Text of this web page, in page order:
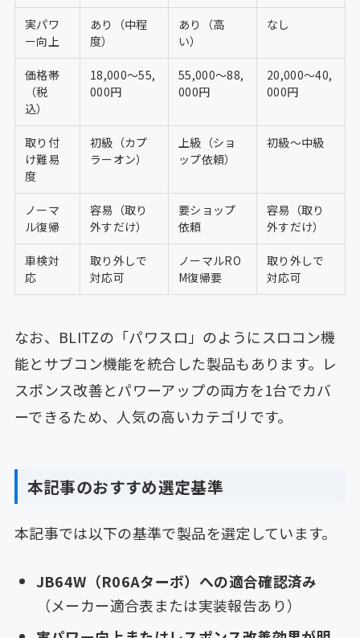
実パワ
ー向上
あり（中程
度）
あり（高
い）
なし
価格帯
（税
込）
18,000〜55,
000円
55,000〜88,
000円
20,000〜40,
000円
取り付
け難易
度
初級（カプ
ラーオン）
上級（ショ
ップ依頼）
初級〜中級
ノーマ
ル復帰
容易（取り
外すだけ）
要ショップ
依頼
容易（取り
外すだけ）
車検対
応
取り外しで
対応可
ノーマルRO
M復帰要
取り外しで
対応可
なお、BLITZの「パワスロ」のようにスロコン機
能とサブコン機能を統合した製品もあります。レ
スポンス改善とパワーアップの両方を1台でカバ
ーできるため、人気の高いカテゴリです。
本記事のおすすめ選定基準
本記事では以下の基準で製品を選定しています。
JB64W（R06Aターボ）への適合確認済み
（メーカー適合表または実装報告あり）